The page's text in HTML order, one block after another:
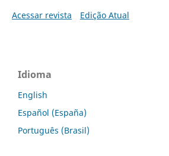
Acessar revista Edição Atual
Idioma
English
Español (España)
Português (Brasil)